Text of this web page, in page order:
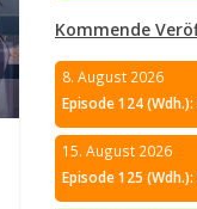
Kommende
8. August 2026
Episode 124
15. August 2026
Episode 125